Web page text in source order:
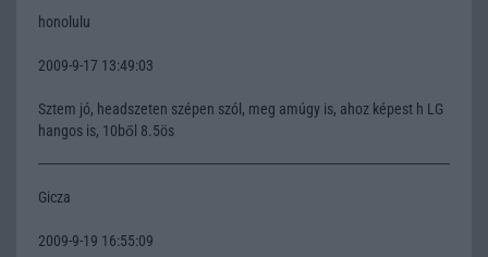
honolulu
2009-9-17 13:49:03
Sztem jó, headszeten szépen szól, meg amúgy is, ahoz képest h LG
hangos is, 10ből 8.5ös
Gicza
2009-9-19 16:55:09